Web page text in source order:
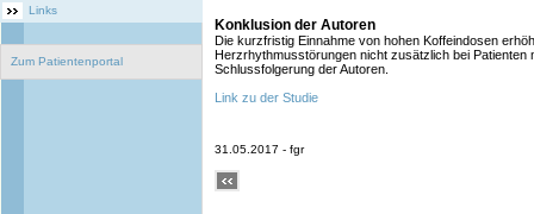
Links
Zum Patientenportal
Konklusion der Autoren
Die kurzfristig Einnahme von hohen Koffeindosen
Herzrhythmusstörungen nicht zusätzlich bei Patienten
Schlussfolgerung der Autoren.
Link zu der Studie
31.05.2017 - fgr